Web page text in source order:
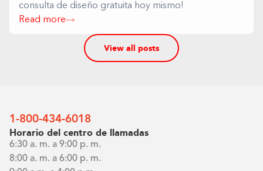
consulta de diseño gratuita hoy mismo!
Read more
View all posts
1-800-434-6018
Horario del centro de llamadas
6:30 a. m. a 9:00 p. m.
8:00 a. m. a 6:00 p. m.